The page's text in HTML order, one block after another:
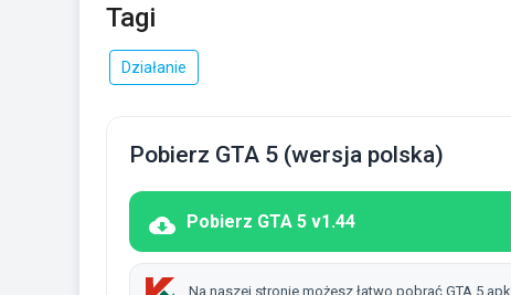
Tagi
Działanie
Pobierz GTA 5 (wersja polska)
Pobierz GTA 5 v1.44
Na naszej stronie możesz łatwo pobrać GTA 5.apk